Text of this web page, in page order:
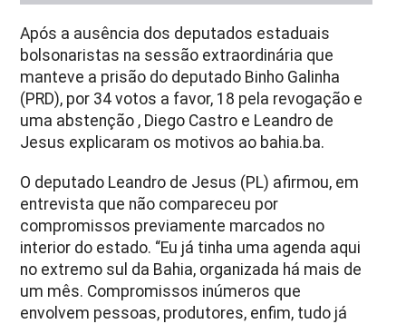
Após a ausência dos deputados estaduais
bolsonaristas na sessão extraordinária que
manteve a prisão do deputado Binho Galinha
(PRD), por 34 votos a favor, 18 pela revogação e
uma abstenção , Diego Castro e Leandro de
Jesus explicaram os motivos ao bahia.ba.
O deputado Leandro de Jesus (PL) afirmou, em
entrevista que não compareceu por
compromissos previamente marcados no
interior do estado. “Eu já tinha uma agenda aqui
no extremo sul da Bahia, organizada há mais de
um mês. Compromissos inúmeros que
envolvem pessoas, produtores, enfim, tudo já